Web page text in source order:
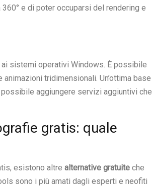
e di poter occuparsi del rendering e
sistemi operativi Windows. È possibile
tridimensionali. Un’ottima base
aggiungere servizi aggiuntivi che
gratis: quale
esistono altre alternative gratuite che
sono i più amati dagli esperti e neofiti